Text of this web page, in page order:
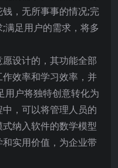
，无所事事的情况;完
满足用户的需求，将多
设计的，其功能全部
效率和学习效率，并
用户将独特创意转化为
，可以将管理人员的
纳入软件的数学模型
实用价值，为企业带